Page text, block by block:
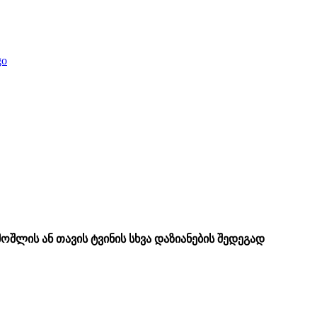
ან თავის ტვინის სხვადაზიანების შედეგად